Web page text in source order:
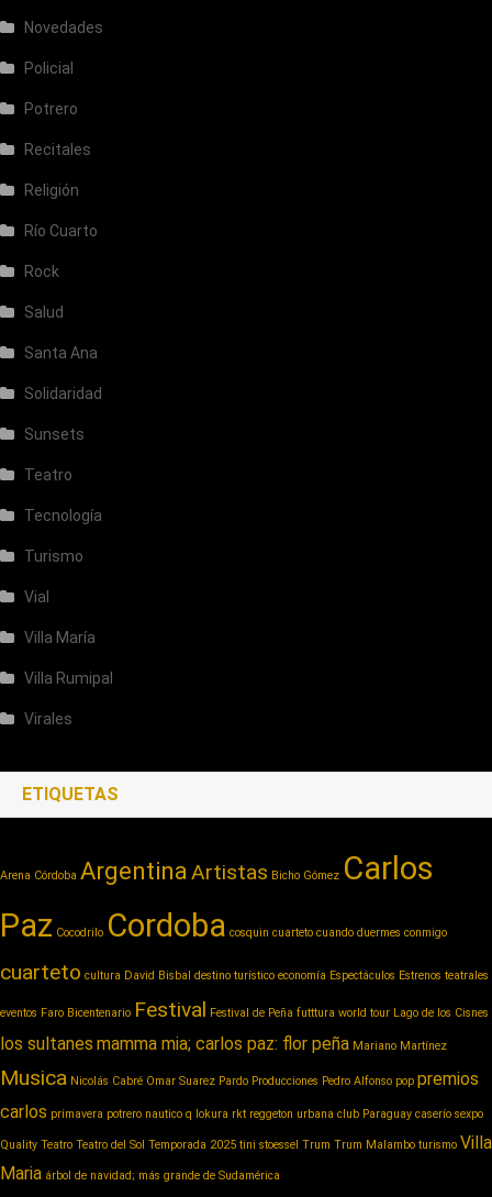
Novedades
Policial
Potrero
Recitales
Religión
Río Cuarto
Rock
Salud
Santa Ana
Solidaridad
Sunsets
Teatro
Tecnología
Turismo
Vial
Villa María
Villa Rumipal
Virales
ETIQUETAS
Arena Córdoba ArgentinaArtistas Bicho Gómez Carlos
Paz Cocodrilo Cordoba cosquin cuarteto cuando duermes conmigo
cuarteto cultura David Bisbal destino turístico economía Espectáculos Estrenos teatrales
eventos Faro Bicentenario Festival Festival de Peña futttura world tour Lago de los Cisnes
los sultanes mamma mia; carlos paz: flor peña Mariano Martínez
Musica Nicolás Cabré Omar Suarez Pardo Producciones Pedro Alfonso pop premios
carlos primavera potrero nautico q lokura rkt reggeton urbana club Paraguay caserío sexpo
Quality Teatro Teatro del Sol Temporada 2025 tini stoessel Trum Trum Malambo turismo Villa
Maria árbol de navidad; más grande de Sudamérica